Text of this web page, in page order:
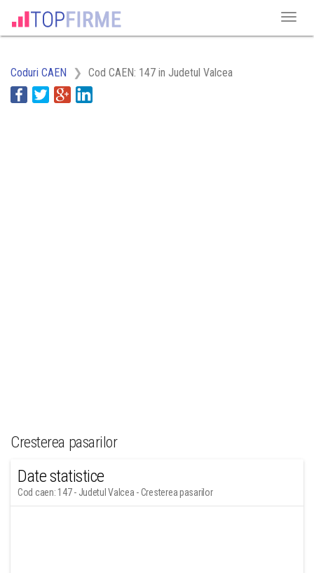
Coduri CAEN Cod CAEN: 147 in Judetul Valcea
Cresterea pasarilor
Date statistice
Cod caen: 147 - Judetul Valcea - Cresterea pasarilor